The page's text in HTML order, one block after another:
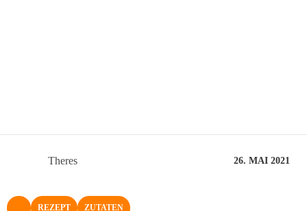
Theres 26. MAI 2021
REZEPT ZUTATEN